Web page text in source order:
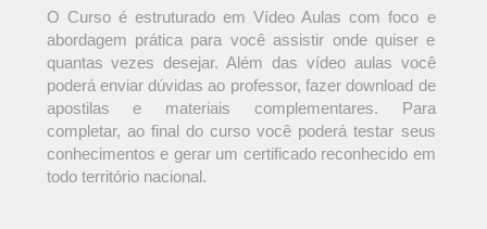
O Curso é estruturado em Vídeo Aulas com foco e
abordagem prática para você assistir onde quiser e
quantas vezes desejar. Além das vídeo aulas você
poderá enviar dúvidas ao professor, fazer download de
apostilas e materiais complementares. Para
completar, ao final do curso você poderá testar seus
conhecimentos e gerar um certificado reconhecido em
todo território nacional.